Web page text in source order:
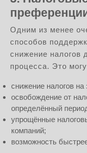
Одним из менее
способов
снижение налогов
процесса. Это
снижение налогов
освобождение от
определённый
упрощённые
компаний;
возможность